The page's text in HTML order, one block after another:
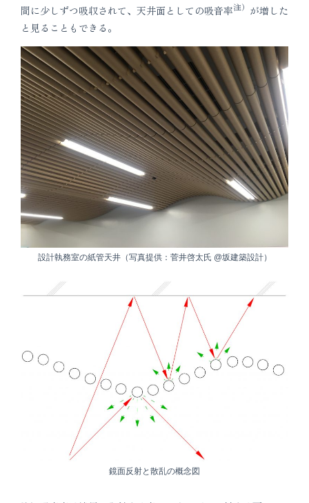
間に少しずつ吸収されて、天井面としての吸音率注） が増した
と見ることもできる。
設計執務室の紙管天井（写真提供：菅井啓太氏 @坂建築設計）
鏡面反射と散乱の概念図